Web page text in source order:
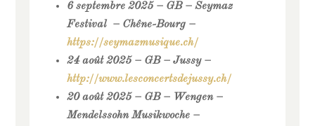
6 septembre 2025 – GB – Seymaz
Festival – Chêne-Bourg –
https://seymazmusique.ch/
24 août 2025 – GB – Jussy –
http://www.lesconcertsdejussy.ch/
20 août 2025 – GB – Wengen –
Mendelssohn Musikwoche –